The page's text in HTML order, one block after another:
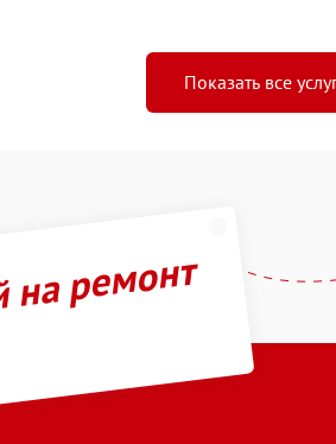
Показать все
ремонт